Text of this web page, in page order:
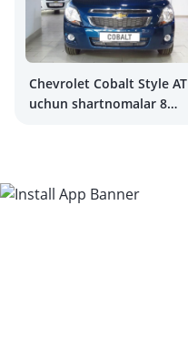
Chevrolet Cobalt Style AT
uchun shartnomalar 8